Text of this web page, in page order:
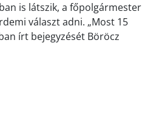
is látszik, a főpolgármester
választ adni. „Most 15
írt bejegyzését Böröcz